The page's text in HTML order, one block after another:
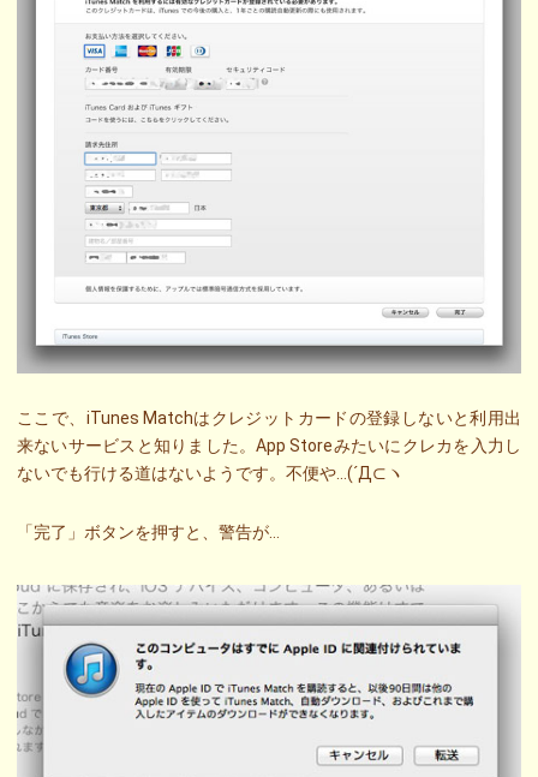
ここで、iTunes Matchはクレジットカードの登録しないと利用出
来ないサービスと知りました。App Storeみたいにクレカを入力し
ないでも行ける道はないようです。不便や…(´Д⊂ヽ
「完了」ボタンを押すと、警告が…